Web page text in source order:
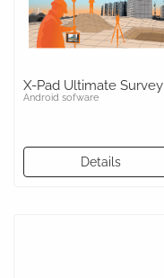
X-Pad Ultimate Survey
Android sofware
Details